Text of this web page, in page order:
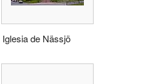
Iglesia de Nässjö